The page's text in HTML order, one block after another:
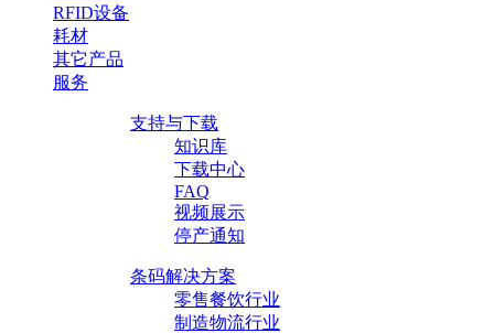
RFID设备
耗材
其它产品
服务
支持与下载
知识库
下载中心
FAQ
视频展示
停产通知
条码解决方案
零售餐饮行业
制造物流行业